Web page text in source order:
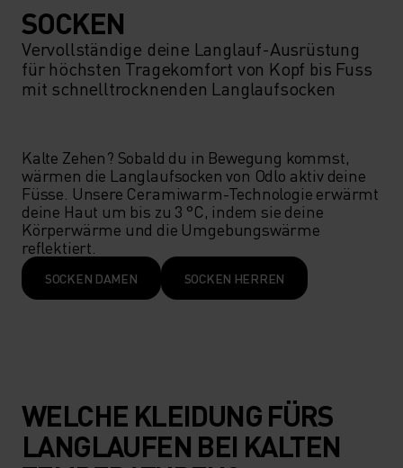
SOCKEN
Vervollständige deine Langlauf-Ausrüstung
für höchsten Tragekomfort von Kopf bis Fuss
mit schnelltrocknenden Langlaufsocken
Kalte Zehen? Sobald du in Bewegung kommst,
wärmen die Langlaufsocken von Odlo aktiv deine
Füsse. Unsere Ceramiwarm-Technologie erwärmt
deine Haut um bis zu 3 °C, indem sie deine
Körperwärme und die Umgebungswärme
reflektiert.
SOCKEN DAMEN SOCKEN HERREN
WELCHE KLEIDUNG FÜRS
LANGLAUFEN BEI KALTEN